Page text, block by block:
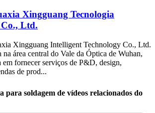
Xingguang Tecnologia
Ltd.
Xingguang Intelligent Technology Co., Ltd.
na área central do Vale da Óptica de Wuhan,
em fornecer serviços de P&D, design,
de prod...
para soldagem de vídeos relacionados do